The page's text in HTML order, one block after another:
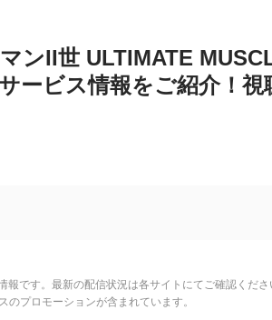
マンII世 ULTIMATE
ービス情報をご紹介！視
です。最新の配信状況は各サイトにてご確認くださ
のプロモーションが含まれています。